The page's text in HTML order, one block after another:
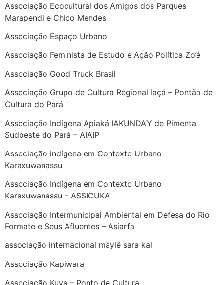
Associação Ecocultural dos Amigos dos Parques
Marapendi e Chico Mendes
Associação Espaço Urbano
Associação Feminista de Estudo e Ação Política Zo’é
Associação Good Truck Brasil
Associação Grupo de Cultura Regional Iaçá – Pontão de
Cultura do Pará
Associação Indígena Apiaká IAKUNDA’Y de Pimental
Sudoeste do Pará – AIAIP
Associação indígena em Contexto Urbano
Karaxuwanassu
Associação Indígena em Contexto Urbano
Karaxuwanassu – ASSICUKA
Associação Intermunicipal Ambiental em Defesa do Rio
Formate e Seus Afluentes – Asiarfa
associação internacional maylê sara kali
Associação Kapiwara
Associação Kuya – Ponto de Cultura